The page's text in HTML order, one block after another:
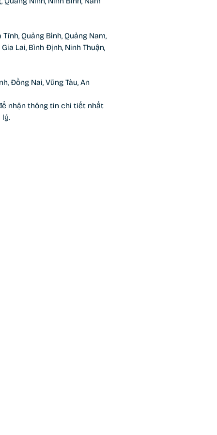
Quảng Bình, Quảng Nam,
Lai, Bình Định, Ninh Thuận,
Đồng Nai, Vũng Tàu, An
nhận thông tin chi tiết nhất
lý.